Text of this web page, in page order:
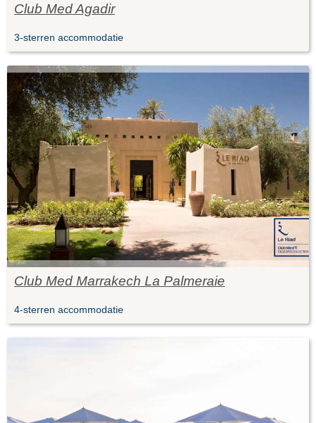
Club Med Agadir
3-sterren accommodatie
Club Med Marrakech La Palmeraie
4-sterren accommodatie